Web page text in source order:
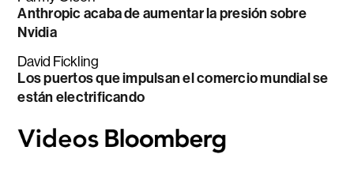
Anthropic acaba de aumentar la presión sobre
Nvidia
David Fickling
Los puertos que impulsan el comercio mundial se
están electrificando